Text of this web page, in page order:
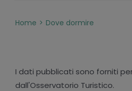
Home Dove dormire
I dati pubblicati sono forniti
dall'Osservatorio Turistico.